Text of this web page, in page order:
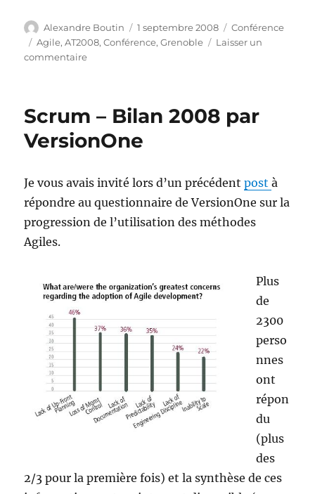
Auteur
Alexandre Boutin
Publié
le
1 septembre 2008 Catégories
Conférence
Étiquettes
Agile,AT2008,Conférence,Grenoble
Laisser un
commentairesur
Scrum – Bilan 2008 par
VersionOne
Je vous avais invité lors d’un précédentpostà
répondre au questionnaire de VersionOne sur la
progression de l’utilisation des méthodes
Agiles.
Plus
de
2300
perso
nnes
ont
répon
du
(plus
des
2/3 pour la première fois) et la synthèse de ces